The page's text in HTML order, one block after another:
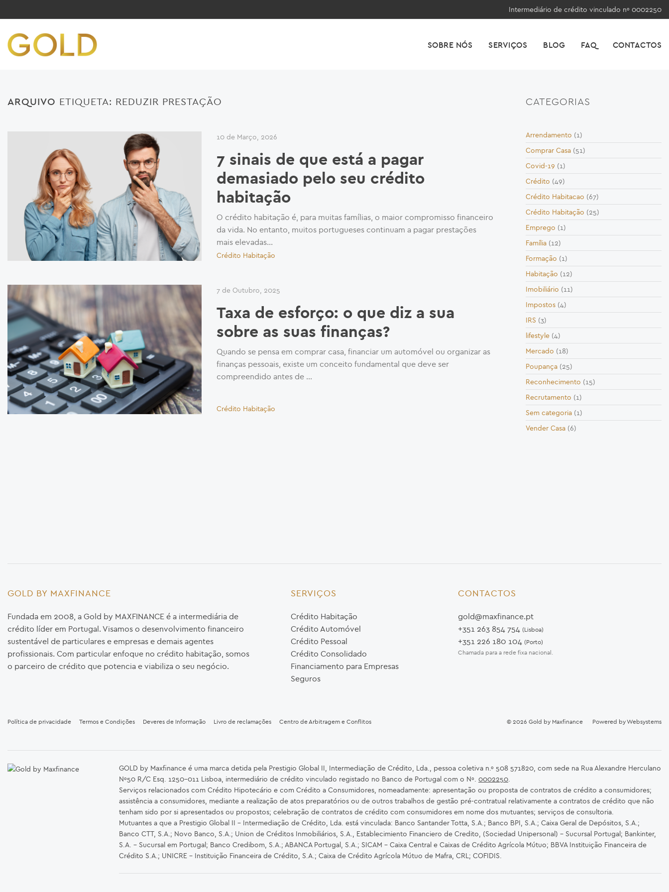
Intermediário de crédito vinculado nº 0002250
SOBRE NÓS SERVIÇOS BLOG FAQ CONTACTOS
ARQUIVO ETIQUETA: REDUZIR PRESTAÇÃO
10 de Março, 2026
7 sinais de que está a pagar
demasiado pelo seu crédito
habitação
O crédito habitação é, para muitas famílias, o maior compromisso financeiro
da vida. No entanto, muitos portugueses continuam a pagar prestações
mais elevadas...
Crédito Habitação
7 de Outubro, 2025
Taxa de esforço: o que diz a sua
sobre as suas finanças?
Quando se pensa em comprar casa, financiar um automóvel ou organizar as
finanças pessoais, existe um conceito fundamental que deve ser
compreendido antes de …
Crédito Habitação
CATEGORIAS
Arrendamento (1)
Comprar Casa (51)
Covid-19 (1)
Crédito (49)
Crédito Habitacao (67)
Crédito Habitação (25)
Emprego (1)
Família (12)
Formação (1)
Habitação (12)
Imobiliário (11)
Impostos (4)
IRS (3)
lifestyle (4)
Mercado (18)
Poupança (25)
Reconhecimento (15)
Recrutamento (1)
Sem categoria (1)
Vender Casa (6)
GOLD BY MAXFINANCE
Fundada em 2008, a Gold by MAXFINANCE é a intermediária de
crédito líder em Portugal. Visamos o desenvolvimento financeiro
sustentável de particulares e empresas e demais agentes
profissionais. Com particular enfoque no crédito habitação, somos
o parceiro de crédito que potencia e viabiliza o seu negócio.
SERVIÇOS
Crédito Habitação
Crédito Automóvel
Crédito Pessoal
Crédito Consolidado
Financiamento para Empresas
Seguros
CONTACTOS
gold@maxfinance.pt
+351 263 854 754 (Lisboa)
+351 226 180 104 (Porto)
Chamada para a rede fixa nacional.
Política de privacidade Termos e Condições Deveres de Informação Livro de reclamações Centro de Arbitragem e Conflitos © 2026 Gold by Maxfinance Powered byWebsystems
GOLD by Maxfinance é uma marca detida pela Prestigio Global II, Intermediação de Crédito, Lda., pessoa coletiva n.º 508 571820, com sede na Rua Alexandre Herculano
Nº50 R/C Esq. 1250-011 Lisboa, intermediário de crédito vinculado registado no Banco de Portugal com o Nº. 0002250.
Serviços relacionados com Crédito Hipotecário e com Crédito a Consumidores, nomeadamente: apresentação ou proposta de contratos de crédito a consumidores;
assistência a consumidores, mediante a realização de atos preparatórios ou de outros trabalhos de gestão pré-contratual relativamente a contratos de crédito que não
tenham sido por si apresentados ou propostos; celebração de contratos de crédito com consumidores em nome dos mutuantes; serviços de consultoria.
Mutuantes a que a Prestigio Global II – Intermediação de Crédito, Lda. está vinculada: Banco Santander Totta, S.A.; Banco BPI, S.A.; Caixa Geral de Depósitos, S.A.;
Banco CTT, S.A.; Novo Banco, S.A.; Union de Créditos Inmobiliários, S.A., Establecimiento Financiero de Credito, (Sociedad Unipersonal) - Sucursal Portugal; Bankinter,
S.A. – Sucursal em Portugal; Banco Credibom, S.A.; ABANCA Portugal, S.A.; SICAM - Caixa Central e Caixas de Crédito Agrícola Mútuo; BBVA Instituição Financeira de
Crédito S.A.; UNICRE – Instituição Financeira de Crédito, S.A.; Caixa de Crédito Agrícola Mútuo de Mafra, CRL; COFIDIS.